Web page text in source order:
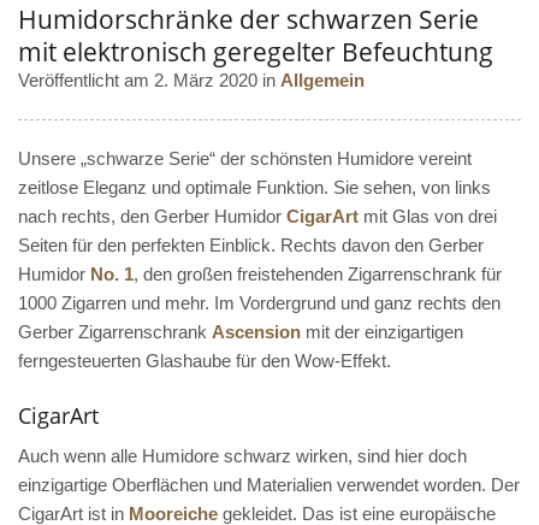
Humidorschränke der schwarzen Serie
mit elektronisch geregelter Befeuchtung
Veröffentlicht am 2. März 2020 in Allgemein
Unsere „schwarze Serie“ der schönsten Humidore vereint
zeitlose Eleganz und optimale Funktion. Sie sehen, von links
nach rechts, den Gerber Humidor CigarArt mit Glas von drei
Seiten für den perfekten Einblick. Rechts davon den Gerber
Humidor No. 1, den großen freistehenden Zigarrenschrank für
1000 Zigarren und mehr. Im Vordergrund und ganz rechts den
Gerber Zigarrenschrank Ascension mit der einzigartigen
ferngesteuerten Glashaube für den Wow-Effekt.
CigarArt
Auch wenn alle Humidore schwarz wirken, sind hier doch
einzigartige Oberflächen und Materialien verwendet worden. Der
CigarArt ist in Mooreiche gekleidet. Das ist eine europäische